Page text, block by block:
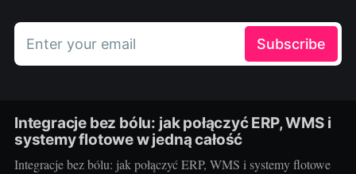
Enter your email Subscribe
Integracje bez bólu: jak połączyć ERP, WMS i
systemy flotowe w jedną całość
Integracje bez bólu: jak połączyć ERP, WMS i systemy flotowe